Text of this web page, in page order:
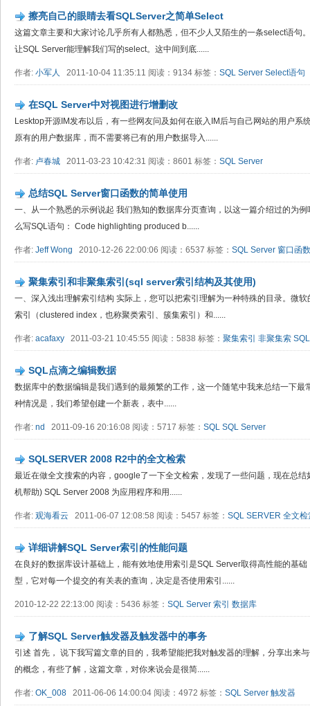
擦亮自己的眼睛去看SQLServer之简单Select
这篇文章主要和大家讨论几乎所有人都熟悉，但不少人又陌生的一条select语句
让SQL Server能理解我们写的select。这中间到底......
作者: 小军人 2011-10-04 11:35:11 阅读：9134 标签： SQL Server Select语句
在SQL Server中对视图进行增删改
Lesktop开源IM发布以后，有一些网友问及如何在嵌入IM后与自己网站的用户系
原有的用户数据库，而不需要将已有的用户数据导入......
作者: 卢春城 2011-03-23 10:42:31 阅读：8601 标签： SQL Server
总结SQL Server窗口函数的简单使用
一、从一个熟悉的示例说起 我们熟知的数据库分页查询，以这一篇介绍过的为
么写SQL语句： Code highlighting produced b......
作者: Jeff Wong 2010-12-26 22:00:06 阅读：6537 标签： SQL Server 窗口函数
聚集索引和非聚集索引(sql server索引结构及其使用)
一、深入浅出理解索引结构 实际上，您可以把索引理解为一种特殊的目录。微
索引（clustered index，也称聚类索引、簇集索引）和......
作者: acafaxy 2011-03-21 10:45:55 阅读：5838 标签： 聚集索引 非聚集索
SQL点滴之编辑数据
数据库中的数据编辑是我们遇到的最频繁的工作，这一个随笔中我来总结一下
种情况是，我们希望创建一个新表，表中......
作者: nd 2011-09-16 20:16:08 阅读：5717 标签： SQL SQL Server
SQLSERVER 2008 R2中的全文检索
最近在做全文搜索的内容，google了一下全文检索，发现了一些问题，现在总
机帮助) SQL Server 2008 为应用程序和用......
作者: 观海看云 2011-06-07 12:08:58 阅读：5457 标签： SQL SERVER 全文检
详细讲解SQL Server索引的性能问题
在良好的数据库设计基础上，能有效地使用索引是SQL Server取得高性能的基
型，它对每一个提交的有关表的查询，决定是否使用索引......
2010-12-22 22:13:00 阅读：5436 标签： SQL Server 索引 数据库
了解SQL Server触发器及触发器中的事务
引述 首先， 说下我写篇文章的目的，我希望能把我对触发器的理解，分享出来
的概念，有些了解，这篇文章，对你来说会是很简......
作者: OK_008 2011-06-06 14:00:04 阅读：4972 标签： SQL Server 触发器